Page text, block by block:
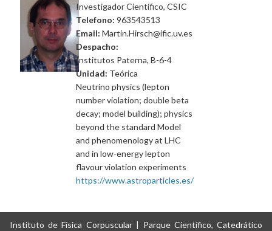
Investigador Científico, CSIC
Telefono: 963543513
Email: Martin.Hirsch@ific.uv.es
Despacho:
Institutos Paterna, B-6-4
Unidad: Teórica
Neutrino physics (lepton
number violation; double beta
decay; model building); physics
beyond the standard Model
and phenomenology at LHC
and in low-energy lepton
flavour violation experiments
https://www.astroparticles.es/
Instituto de Física Corpuscular | Parque Científico, Catedrático